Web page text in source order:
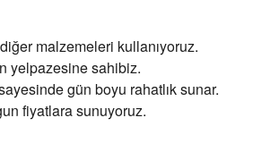
malzemeleri kullanıyoruz.
yelpazesine sahibiz.
gün boyu rahatlık sunar.
fiyatlara sunuyoruz.